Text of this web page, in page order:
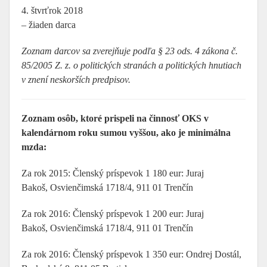
4. štvrťrok 2018
– žiaden darca
Zoznam darcov sa zverejňuje podľa § 23 ods. 4 zákona č.
85/2005 Z. z. o politických stranách a politických hnutiach
v znení neskorších predpisov.
Zoznam osôb, ktoré prispeli na činnosť OKS v
kalendárnom roku sumou vyššou, ako je minimálna
mzda:
Za rok 2015: Členský príspevok 1 180 eur: Juraj
Bakoš, Osvienčimská 1718/4, 911 01 Trenčín
Za rok 2016: Členský príspevok 1 200 eur: Juraj
Bakoš, Osvienčimská 1718/4, 911 01 Trenčín
Za rok 2016: Členský príspevok 1 350 eur: Ondrej Dostál,